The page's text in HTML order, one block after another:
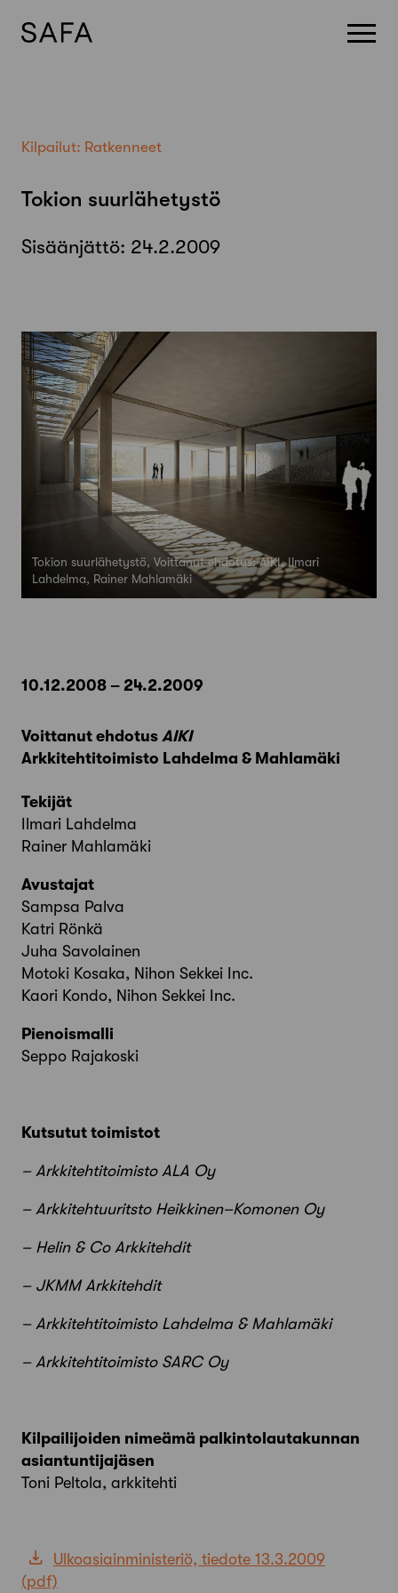
Kilpailut: Ratkenneet
Tokion suurlähetystö
Sisäänjättö: 24.2.2009
Tokion suurlähetystö, Voittanut ehdotus: AIKI, Ilmari
Lahdelma, Rainer Mahlamäki
10.12.2008 – 24.2.2009
Voittanut ehdotus AIKI
Arkkitehtitoimisto Lahdelma & Mahlamäki
Tekijät
Ilmari Lahdelma
Rainer Mahlamäki
Avustajat
Sampsa Palva
Katri Rönkä
Juha Savolainen
Motoki Kosaka, Nihon Sekkei Inc.
Kaori Kondo, Nihon Sekkei Inc.
Pienoismalli
Seppo Rajakoski
Kutsutut toimistot
– Arkkitehtitoimisto ALA Oy
– Arkkitehtuuritsto Heikkinen–Komonen Oy
– Helin & Co Arkkitehdit
– JKMM Arkkitehdit
– Arkkitehtitoimisto Lahdelma & Mahlamäki
– Arkkitehtitoimisto SARC Oy
Kilpailijoiden nimeämä palkintolautakunnan
asiantuntijajäsen
Toni Peltola, arkkitehti
Ulkoasiainministeriö, tiedote 13.3.2009